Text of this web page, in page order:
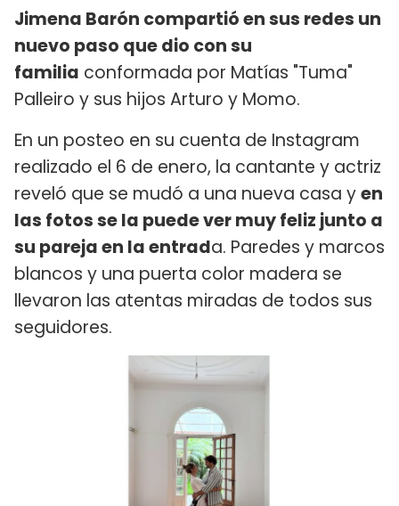
Jimena Barón compartió en sus redes un
nuevo paso que dio con su
familia conformada por Matías "Tuma"
Palleiro y sus hijos Arturo y Momo.
En un posteo en su cuenta de Instagram
realizado el 6 de enero, la cantante y actriz
reveló que se mudó a una nueva casa yen
las fotos se la puede ver muy feliz junto a
su pareja en la entrada. Paredes y marcos
blancos y una puerta color madera se
llevaron las atentas miradas de todos sus
seguidores.